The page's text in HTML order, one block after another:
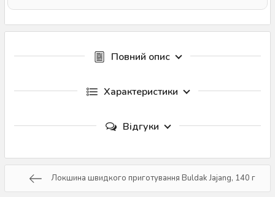
Повний опис
Характеристики
Відгуки
Локшина швидкого приготування Buldak Jajang, 140 г